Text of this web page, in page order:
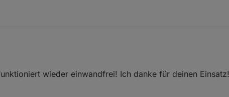
wieder einwandfrei! Ich danke für deinen Einsatz!